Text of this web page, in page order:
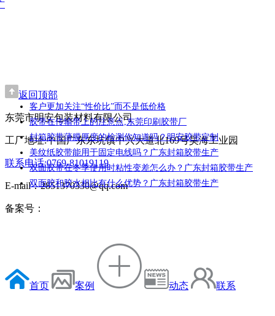
客户更加关注“性价比”而不是低价格
胶带在传输带上的注意点,东莞印刷胶带厂
封箱胶带薄膜厚度的检测你知道吗？明安胶带定制
美纹纸胶带能用于固定电线吗？广东封箱胶带生产
双面胶带在冬季使用时粘性变差怎么办？广东封箱胶带生产
双面胶和胶水相比有什么优势？广东封箱胶带生产
返回顶部
东莞市明安包装材料有限公司
工厂地址:中国广东东坑镇中兴大道北169号昊海工业园
联系电话:0769-81019119
E-mail：2851370330@qq.com
备案号：
首页 案例 动态 联系